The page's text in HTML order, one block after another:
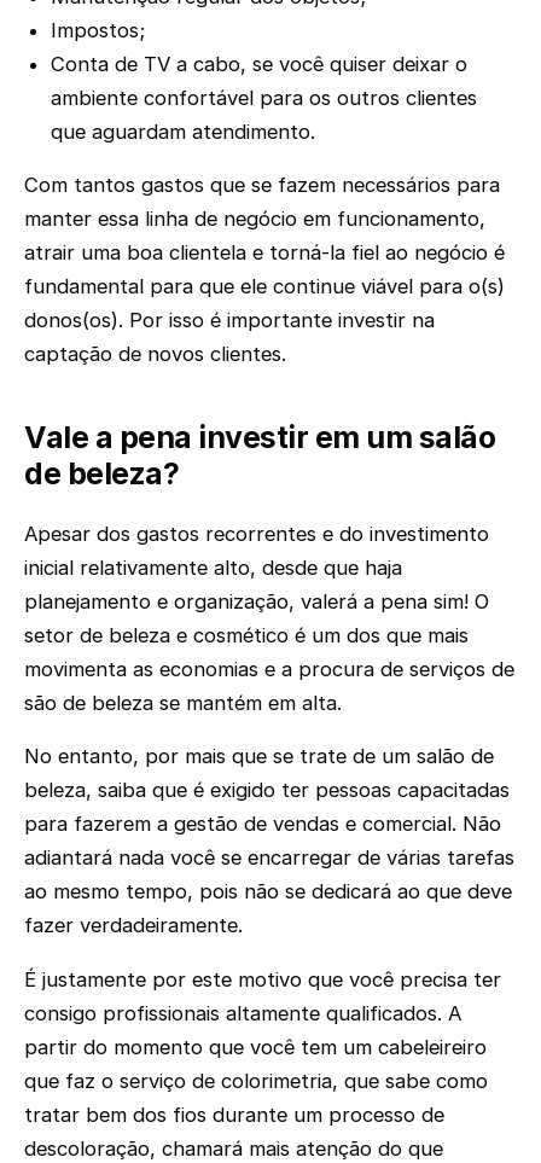
Impostos;
Conta de TV a cabo, se você quiser deixar o
ambiente confortável para os outros clientes
que aguardam atendimento.
Com tantos gastos que se fazem necessários para
manter essa linha de negócio em funcionamento,
atrair uma boa clientela e torná-la fiel ao negócio é
fundamental para que ele continue viável para o(s)
donos(os). Por isso é importante investir na
captação de novos clientes.
Vale a pena investir em um salão
de beleza?
Apesar dos gastos recorrentes e do investimento
inicial relativamente alto, desde que haja
planejamento e organização, valerá a pena sim! O
setor de beleza e cosmético é um dos que mais
movimenta as economias e a procura de serviços de
são de beleza se mantém em alta.
No entanto, por mais que se trate de um salão de
beleza, saiba que é exigido ter pessoas capacitadas
para fazerem a gestão de vendas e comercial. Não
adiantará nada você se encarregar de várias tarefas
ao mesmo tempo, pois não se dedicará ao que deve
fazer verdadeiramente.
É justamente por este motivo que você precisa ter
consigo profissionais altamente qualificados. A
partir do momento que você tem um cabeleireiro
que faz o serviço de colorimetria, que sabe como
tratar bem dos fios durante um processo de
descoloração, chamará mais atenção do que